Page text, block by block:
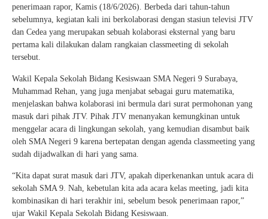
penerimaan rapor, Kamis (18/6/2026). Berbeda dari tahun-tahun
sebelumnya, kegiatan kali ini berkolaborasi dengan stasiun televisi JTV
dan Cedea yang merupakan sebuah kolaborasi eksternal yang baru
pertama kali dilakukan dalam rangkaian classmeeting di sekolah
tersebut.
Wakil Kepala Sekolah Bidang Kesiswaan SMA Negeri 9 Surabaya,
Muhammad Rehan, yang juga menjabat sebagai guru matematika,
menjelaskan bahwa kolaborasi ini bermula dari surat permohonan yang
masuk dari pihak JTV. Pihak JTV menanyakan kemungkinan untuk
menggelar acara di lingkungan sekolah, yang kemudian disambut baik
oleh SMA Negeri 9 karena bertepatan dengan agenda classmeeting yang
sudah dijadwalkan di hari yang sama.
“Kita dapat surat masuk dari JTV, apakah diperkenankan untuk acara di
sekolah SMA 9. Nah, kebetulan kita ada acara kelas meeting, jadi kita
kombinasikan di hari terakhir ini, sebelum besok penerimaan rapor,”
ujar Wakil Kepala Sekolah Bidang Kesiswaan.